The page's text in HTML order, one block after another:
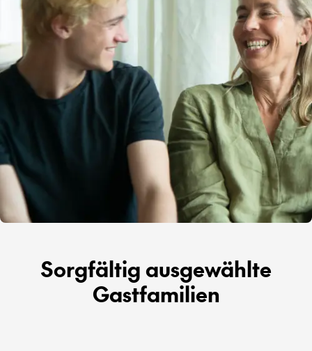
Sorgfältig ausgewählte
Gastfamilien